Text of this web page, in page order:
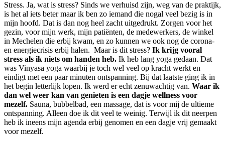
Stress. Ja, wat is stress? Sinds we verhuisd zijn, weg van de praktijk,
is het al iets beter maar ik ben zo iemand die nogal veel bezig is in
mijn hoofd. Dat is dan nog heel zacht uitgedrukt. Zorgen voor het
gezin, voor mijn werk, mijn patiënten, de medewerkers, de winkel
in Mechelen die erbij kwam, en zo kunnen we ook nog de corona-
en energiecrisis erbij halen. Maar is dit stress? Ik krijg vooral
stress als ik niets om handen heb. Ik heb lang yoga gedaan. Dat
was Vinyasa yoga waarbij je toch wel veel op kracht werkt en
eindigt met een paar minuten ontspanning. Bij dat laatste ging ik in
het begin letterlijk lopen. Ik werd er echt zenuwachtig van. Waar ik
dan wel weer kan van genieten is een dagje wellness voor
mezelf. Sauna, bubbelbad, een massage, dat is voor mij de ultieme
ontspanning. Alleen doe ik dit veel te weinig. Terwijl ik dit neerpen
heb ik ineens mijn agenda erbij genomen en een dagje vrij gemaakt
voor mezelf.